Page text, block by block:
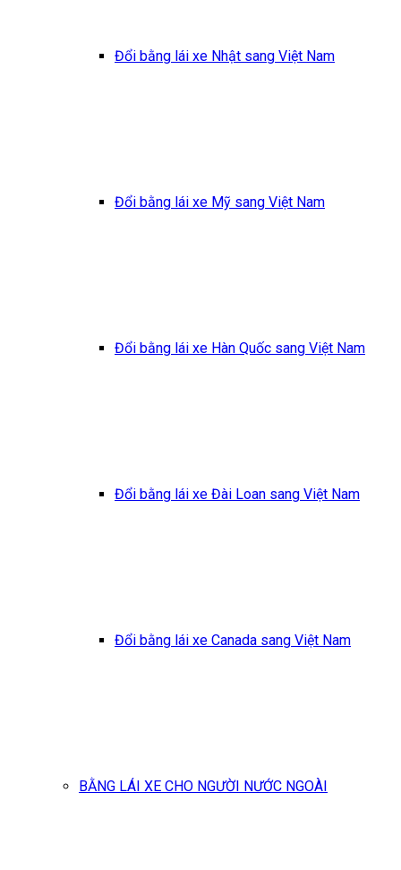
Đổi bằng lái xe Nhật sang Việt Nam
Đổi bằng lái xe Mỹ sang Việt Nam
Đổi bằng lái xe Hàn Quốc sang Việt Nam
Đổi bằng lái xe Đài Loan sang Việt Nam
Đổi bằng lái xe Canada sang Việt Nam
BẰNG LÁI XE CHO NGƯỜI NƯỚC NGOÀI